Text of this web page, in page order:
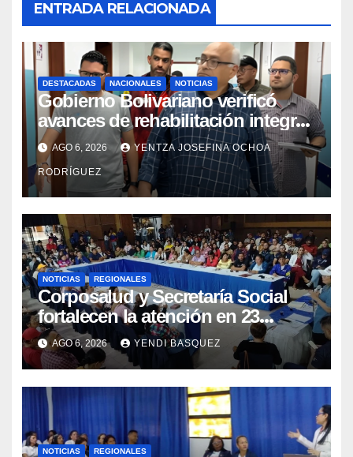
ENTRADA RELACIONADA
DESTACADAS NACIONALES NOTICIAS
Gobierno Bolivariano verificó
avances de rehabilitación integral
en el Hospital Dr. José María
Vargas
AGO 6, 2026 YENTZA JOSEFINA OCHOA
RODRÍGUEZ
NOTICIAS REGIONALES
Corposalud y Secretaría Social
fortalecen la atención en 23
municipios
AGO 6, 2026 YENDI BASQUEZ
NOTICIAS REGIONALES